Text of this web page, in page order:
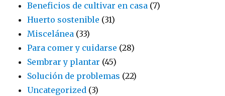
Beneficios de cultivar en casa (7)
Huerto sostenible (31)
Miscelánea (33)
Para comer y cuidarse (28)
Sembrar y plantar (45)
Solución de problemas (22)
Uncategorized (3)